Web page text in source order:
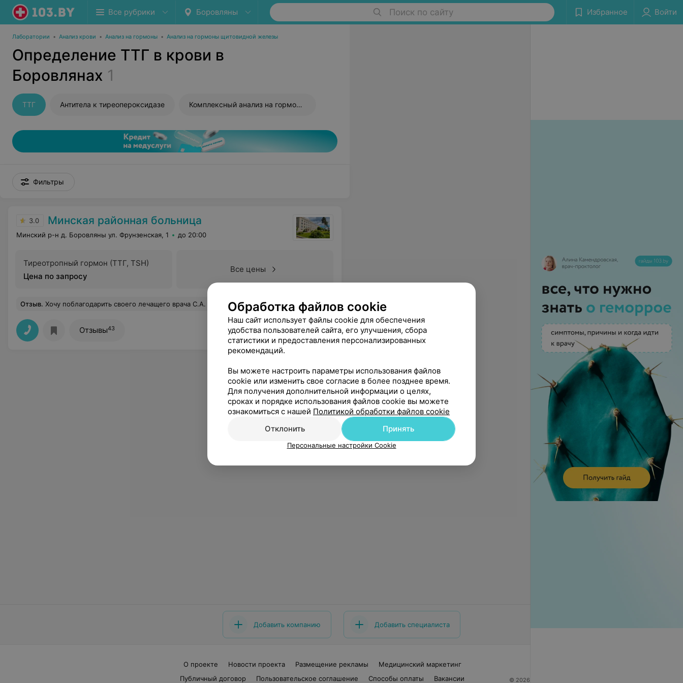
Все рубрики Боровляны Поиск по сайту Избранное Войти
Лаборатории • Анализ крови • Анализ на гормоны • Анализ на гормоны щитовидной железы
Определение ТТГ в крови в
Боровлянах 1
ТТГ Антитела к тиреопероксидазе Комплексный анализ на гормоны щитовидной железы
Фильтры
3.0 Минская районная больница
Минский р-н д. Боровляны ул. Фрунзенская, 1 до 20:00
Тиреотропный гормон (ТТГ, TSH)
Цена по запросу
Все цены
Отзыв. Хочу поблагодарить своего лечащего врача С.А. 17.04.26 года была выписана с положительной динамикой и с дальнейшими рекомендациями. За профессионализм,внимательность,четкость в назначениях,чуткость,доброе отношение к людям. Успехов Вам,дорогой доктор! Всегда правильных решений и профессионального роста! Весь коллектив медиков и младшего персонала,которые непосредственно работали в 317палате благодарю за ваш тяжелый и такой ответственный труд! Доброжелательны,заботливы,внимательны,профессионалы на своем месте. Кухонным работникам огромное спасибо! Все свежее,питательное и вкусное. А главное,позитив! Атмосфера просто прекрасная,несмотря на всю тяжесть,с которой приходится сталкиваться в стенах больницы. Вы все большие молодцы! Еще
Отзывы43
Добавить компанию Добавить специалиста
О проекте Новости проекта Размещение рекламы
Медицинский маркетинг
Публичный договор
Пользовательское соглашение Способы оплаты Вакансии © 2026 ООО «Артокс Лаб», УНП 191700409
Обработка файлов cookie
Наш сайт использует файлы cookie для обеспечения
удобства пользователей сайта, его улучшения, сбора
статистики и предоставления персонализированных
рекомендаций.
Вы можете настроить параметры использования файлов
cookie или изменить свое согласие в более позднее время.
Для получения дополнительной информации о целях,
сроках и порядке использования файлов cookie вы можете
ознакомиться с нашей Политикой обработки файлов cookie
Отклонить
Принять
Персональные настройки Cookie